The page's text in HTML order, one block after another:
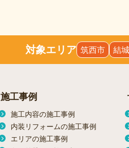
対象エリア 筑西市 結
施工事例
施工内容の施工事例
内装リフォームの施工事例
エリアの施工事例